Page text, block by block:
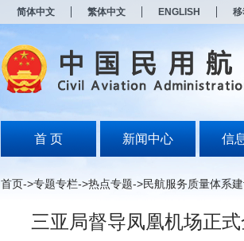
简体中文 繁体中文 ENGLISH
首 页 新闻中心 信
首页->专题专栏->热点专题->民航服务质量体系
三亚局督导凤凰机场正